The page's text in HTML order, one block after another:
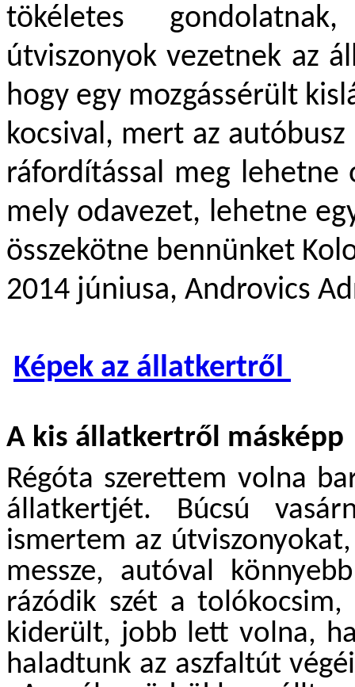
tökéletes
útviszonyok vezetnek az
hogy egy mozgássérült
kocsival, mert az
ráfordítással meg
mely odavezet, lehetne
összekötne bennünket
2014 júniusa, Androvics
Képek az állatkertről
A kis állatkertről másképp
Régóta szerettem volna
állatkertjét. Búcsú
ismertem az
messze, autóval
rázódik szét a
kiderült, jobb lett volna,
haladtunk az aszfaltút